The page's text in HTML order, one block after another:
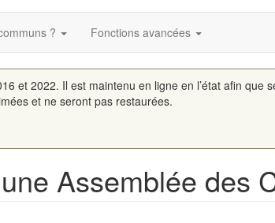
? Fonctions avancées
et 2022. Il est maintenu en ligne en l’état afin que
et ne seront pas restaurées.
Assemblée des